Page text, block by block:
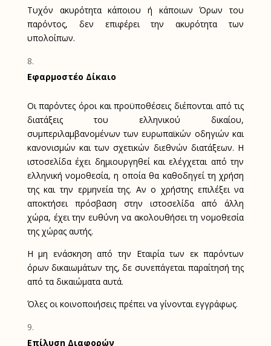
Τυχόν ακυρότητα κάποιου ή κάποιων Όρων του
παρόντος, δεν επιφέρει την ακυρότητα των
υπολοίπων.
Εφαρμοστέο Δίκαιο
Οι παρόντες όροι και προϋποθέσεις διέπονται από τις
διατάξεις του ελληνικού δικαίου,
συμπεριλαμβανομένων των ευρωπαϊκών οδηγιών και
κανονισμών και των σχετικών διεθνών διατάξεων. Η
ιστοσελίδα έχει δημιουργηθεί και ελέγχεται από την
ελληνική νομοθεσία, η οποία θα καθοδηγεί τη χρήση
της και την ερμηνεία της. Αν ο χρήστης επιλέξει να
αποκτήσει πρόσβαση στην ιστοσελίδα από άλλη
χώρα, έχει την ευθύνη να ακολουθήσει τη νομοθεσία
της χώρας αυτής.
Η μη ενάσκηση από την Εταιρία των εκ παρόντων
όρων δικαιωμάτων της, δε συνεπάγεται παραίτησή της
από τα δικαιώματα αυτά.
Όλες οι κοινοποιήσεις πρέπει να γίνονται εγγράφως.
Επίλυση Διαφορών